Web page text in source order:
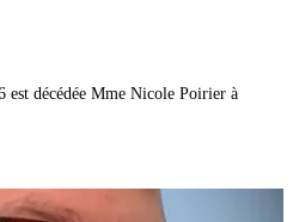
décédée Mme Nicole Poirier à